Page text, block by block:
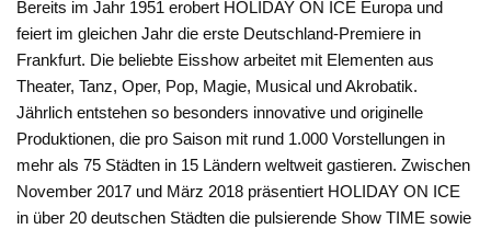
Bereits im Jahr 1951 erobert HOLIDAY ON ICE Europa und
feiert im gleichen Jahr die erste Deutschland-Premiere in
Frankfurt. Die beliebte Eisshow arbeitet mit Elementen aus
Theater, Tanz, Oper, Pop, Magie, Musical und Akrobatik.
Jährlich entstehen so besonders innovative und originelle
Produktionen, die pro Saison mit rund 1.000 Vorstellungen in
mehr als 75 Städten in 15 Ländern weltweit gastieren. Zwischen
November 2017 und März 2018 präsentiert HOLIDAY ON ICE
in über 20 deutschen Städten die pulsierende Show TIME sowie